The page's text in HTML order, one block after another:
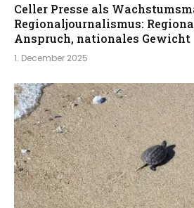
Celler Presse als
Regionaljournalismus:
Anspruch, nationales Gewicht
1. December 2025